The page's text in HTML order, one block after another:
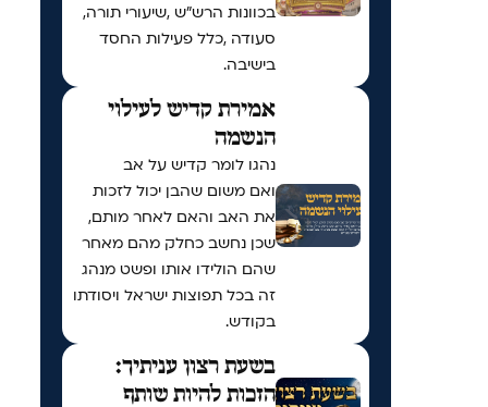
בכוונות הרש"ש ,שיעורי תורה,
סעודה ,כלל פעילות החסד
בישיבה.
אמירת קדיש לעילוי
הנשמה
נהגו לומר קדיש על אב
ואם משום שהבן יכול לזכות
את האב והאם לאחר מותם,
שכן נחשב כחלק מהם מאחר
שהם הולידו אותו ופשט מנהג
זה בכל תפוצות ישראל ויסודתו
בקודש.
בשעת רצון עניתיך:
הזכות להיות שותף